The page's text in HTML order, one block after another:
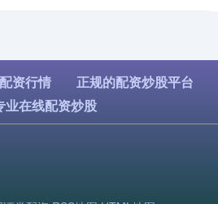
资行情
正规的配资炒股平台
业在线配资炒股